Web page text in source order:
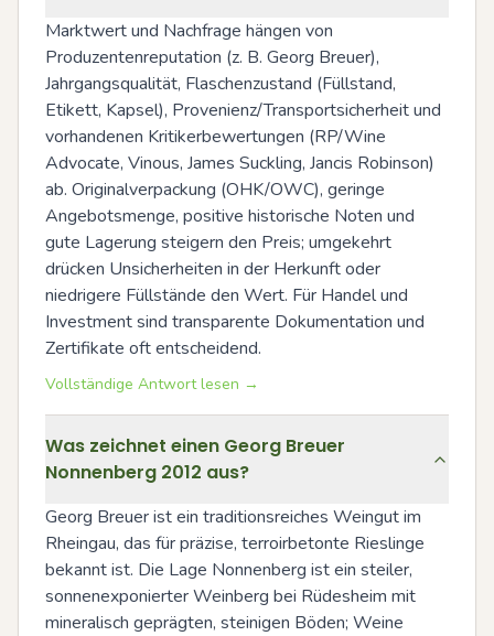
Marktwert und Nachfrage hängen von
Produzentenreputation (z. B. Georg Breuer),
Jahrgangsqualität, Flaschenzustand (Füllstand,
Etikett, Kapsel), Provenienz/Transportsicherheit und
vorhandenen Kritikerbewertungen (RP/Wine
Advocate, Vinous, James Suckling, Jancis Robinson)
ab. Originalverpackung (OHK/OWC), geringe
Angebotsmenge, positive historische Noten und
gute Lagerung steigern den Preis; umgekehrt
drücken Unsicherheiten in der Herkunft oder
niedrigere Füllstände den Wert. Für Handel und
Investment sind transparente Dokumentation und
Zertifikate oft entscheidend.
Vollständige Antwort lesen →
Was zeichnet einen Georg Breuer
Nonnenberg 2012 aus?
Georg Breuer ist ein traditionsreiches Weingut im
Rheingau, das für präzise, terroirbetonte Rieslinge
bekannt ist. Die Lage Nonnenberg ist ein steiler,
sonnenexponierter Weinberg bei Rüdesheim mit
mineralisch geprägten, steinigen Böden; Weine